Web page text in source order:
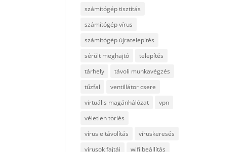
számítógép tisztítás
számítógép vírus
számítógép újratelepítés
sérült meghajtó
telepítés
tárhely
távoli munkavégzés
tűzfal
ventillátor csere
virtuális magánhálózat
vpn
véletlen törlés
vírus eltávolítás
víruskeresés
vírusok fajtái
wifi beállítás